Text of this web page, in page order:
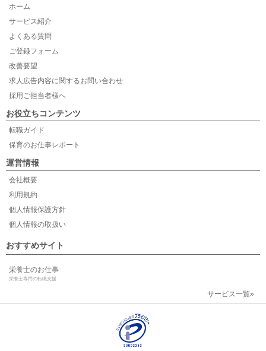
ホーム
サービス紹介
よくある質問
ご登録フォーム
改善要望
求人広告内容に関するお問い合わせ
採用ご担当者様へ
お役立ちコンテンツ
転職ガイド
保育のお仕事レポート
運営情報
会社概要
利用規約
個人情報保護方針
個人情報の取扱い
おすすめサイト
栄養士のお仕事
栄養士専門の転職支援
サービス一覧»